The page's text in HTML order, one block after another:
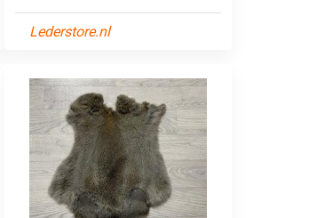
Lederstore.nl